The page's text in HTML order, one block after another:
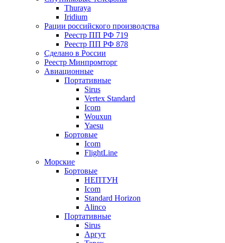
Thuraya
Iridium
Рации российского производства
Реестр ПП РФ 719
Реестр ПП РФ 878
Сделано в России
Реестр Минпромторг
Авиационные
Портативные
Sirus
Vertex Standard
Icom
Wouxun
Yaesu
Бортовые
Icom
FlightLine
Морские
Бортовые
НЕПТУН
Icom
Standard Horizon
Alinco
Портативные
Sirus
Аргут